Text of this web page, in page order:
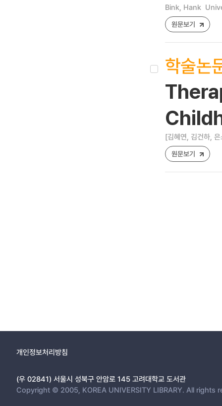
Bink, Hank
원문보기
학술논
[김혜연, 김건하,
원문보기
개인정보처리방침
(우 02841) 서울시 성북구 안암로 145 고려대학교 도서관
Copyright © 2005, KOREA UNIVERSITY LIBRARY. All rights